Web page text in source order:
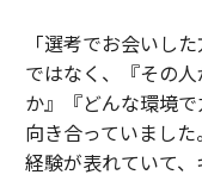
「選考でお会いし
ではなく、『その
か』『どんな環境
向き合っていまし
経験が表れていて